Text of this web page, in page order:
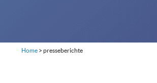
Home> presseberichte